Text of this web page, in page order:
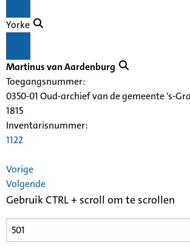
Yorke
Martinus van Aardenburg
Toegangsnummer:
0350-01 Oud-archief van de gemeente 's-
1815
Inventarisnummer:
1122
Vorige
Volgende
Gebruik CTRL + scroll om te scrollen